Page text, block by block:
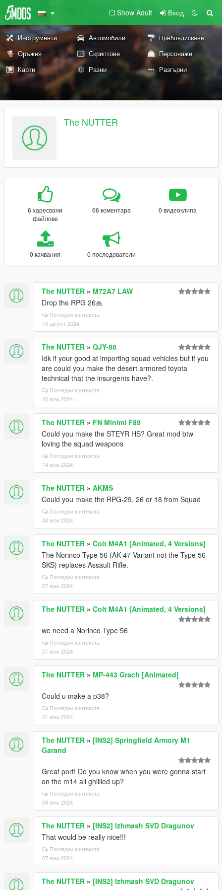
Show Adult Вход
Инструменти Автомобили Пребоядисване
Оръжия Скриптове
Персонажи
Карти
Разни Разгърни
The NUTTER
6 харесвани
файлове
66 коментара 0 видеоклипа
0 качвания 0 последователи
The NUTTER » M72A7 LAW
Drop the RPG 26🙏
Погледни контекста
10 август 2024
The NUTTER » QJY-88
Idk if your good at importing squad vehicles but if you
are could you make the desert armored toyota
technical that the insurgents have?.
Погледни контекста
20 юли 2024
The NUTTER » FN Minimi F89
Could you make the STEYR HS? Great mod btw
loving the squad weapons
Погледни контекста
14 юли 2024
The NUTTER » AKMS
Could you make the RPG-29, 26 or 18 from Squad
Погледни контекста
04 юли 2024
The NUTTER » Colt M4A1 [Animated, 4 Versions]
The Norinco Type 56 (AK-47 Variant not the Type 56
SKS) replaces Assault Rifle.
Погледни контекста
27 юни 2024
The NUTTER » Colt M4A1 [Animated, 4 Versions]
we need a Norinco Type 56
Погледни контекста
27 юни 2024
The NUTTER » MP-443 Grach [Animated[
Could u make a p38?
Погледни контекста
21 юни 2024
The NUTTER » [INS2] Springfield Armory M1
Garand
Great port! Do you know when you were gonna start
on the m14 all ghillied up?
Погледни контекста
08 юни 2024
The NUTTER » [INS2] Izhmash SVD Dragunov
That would be really nice!!!
Погледни контекста
07 юни 2024
The NUTTER » [INS2] Izhmash SVD Dragunov